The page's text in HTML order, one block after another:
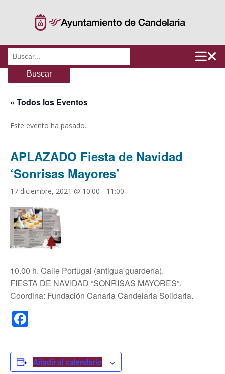
Buscar:
« Todos los Eventos
Este evento ha pasado.
APLAZADO Fiesta de Navidad
‘Sonrisas Mayores’
17 diciembre, 2021 @ 10:00 - 11:00
10.00 h. Calle Portugal (antigua guardería).
FIESTA DE NAVIDAD “SONRISAS MAYORES”.
Coordina: Fundación Canaria Candelaria Solidaria.
c
eAñadir al calendario